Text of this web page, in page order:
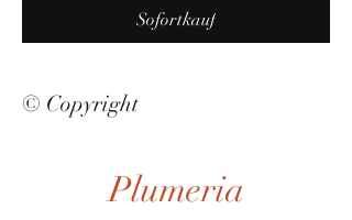
Sofortkauf
© Copyright
Plumeria